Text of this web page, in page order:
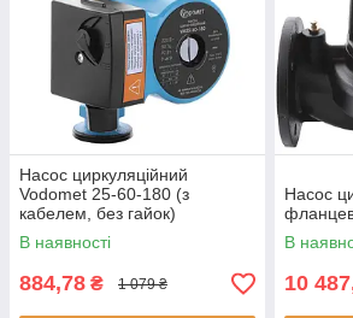
Насос циркуляційний
Vodomet 25-60-180 (з
кабелем, без гайок)
В наявності
884,78 ₴ 1 079 ₴
Насос
В
10